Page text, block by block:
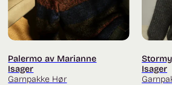
Palermo av Marianne
Isager
Garnpakke Hør
Isager